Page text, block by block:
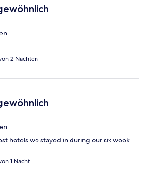
2 Nächten
hotels we stayed in during our six week
1 Nacht